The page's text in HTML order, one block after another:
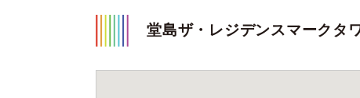
堂島ザ・レジデンスマークタ